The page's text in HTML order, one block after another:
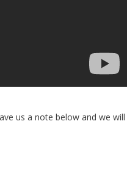
us a note below and we will